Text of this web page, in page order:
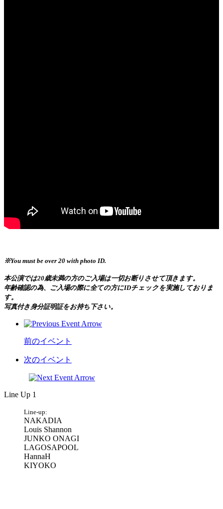
※You must be over 20 with photo ID.
本公演では20歳未満の方のご入場は一切お断りさせて頂きます。
年齢確認の為、ご入場の際に全ての方にIDチェックを実施しておりま
す。
写真付き身分証明証をお持ち下さい。
前のイベント
次のイベント
Line Up 1
Line-up:
NAKADIA
Louis Shannon
JUNKO ONAGI
LAGOSAPOOL
HannaH
KIYOKO